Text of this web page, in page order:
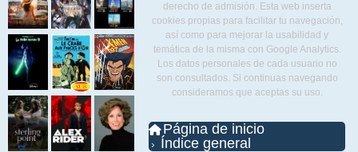
derecho de admisión. Esta web inserta
cookies propias para facilitar tu navegación,
así como para mejorar la usabilidad y
temática de la misma con Google Analytics.
Los datos personales de cada usuario no
son consultados. Si continuas navegando
consideramos que aceptas su uso.
Página de inicio
Índice general